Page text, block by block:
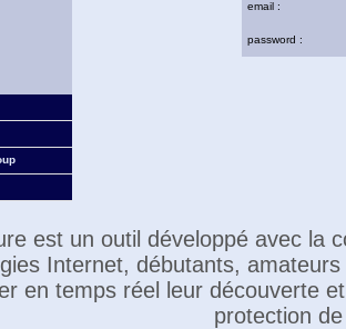
email :
password :
est un outil développé avec la
Internet, débutants,
en temps réel leur découverte
protection